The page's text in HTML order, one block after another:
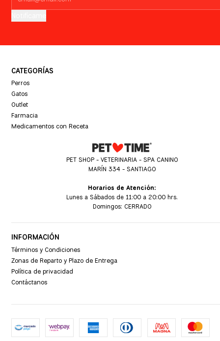
CATEGORÍAS
Perros
Gatos
Outlet
Farmacia
Medicamentos con Receta
PET SHOP - VETERINARIA - SPA CANINO
MARÍN 334 - SANTIAGO
Horarios de Atención:
Lunes a Sábados de 11:00 a 20:00 hrs.
Domingos: CERRADO
INFORMACIÓN
Términos y Condiciones
Zonas de Reparto y Plazo de Entrega
Política de privacidad
Contáctanos